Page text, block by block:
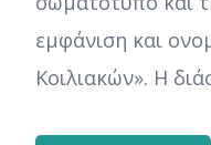
εμφάνιση και
Κοιλιακών». Η